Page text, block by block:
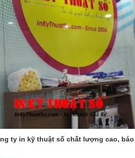
ty in kỹ thuật số chất lượng cao,